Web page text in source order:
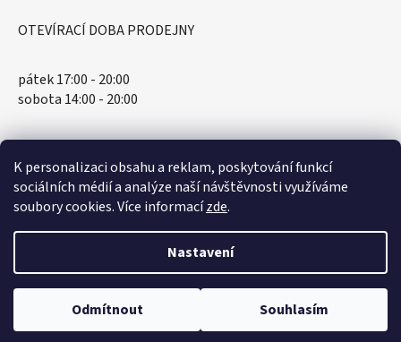
K personalizaci obsahu a reklam, poskytování funkcí
sociálních médií a analýze naší návštěvnosti využíváme
soubory cookies. Více informacízde.
Nastavení
Odmítnout Souhlasím
OTEVÍRACÍ DOBA PRODEJNY
pátek 17:00 - 20:00
sobota 14:00 - 20:00
Vytvořil Shoptet
Copyright 2026Spellbound.cz
. Všechna práva vyhrazena.
Upravit nastavení cookies